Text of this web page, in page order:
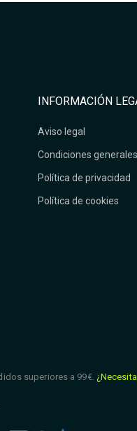
INFORMACIÓN
Aviso legal
Condiciones
Política de privacidad
Política de cookies
superiores a 99€.